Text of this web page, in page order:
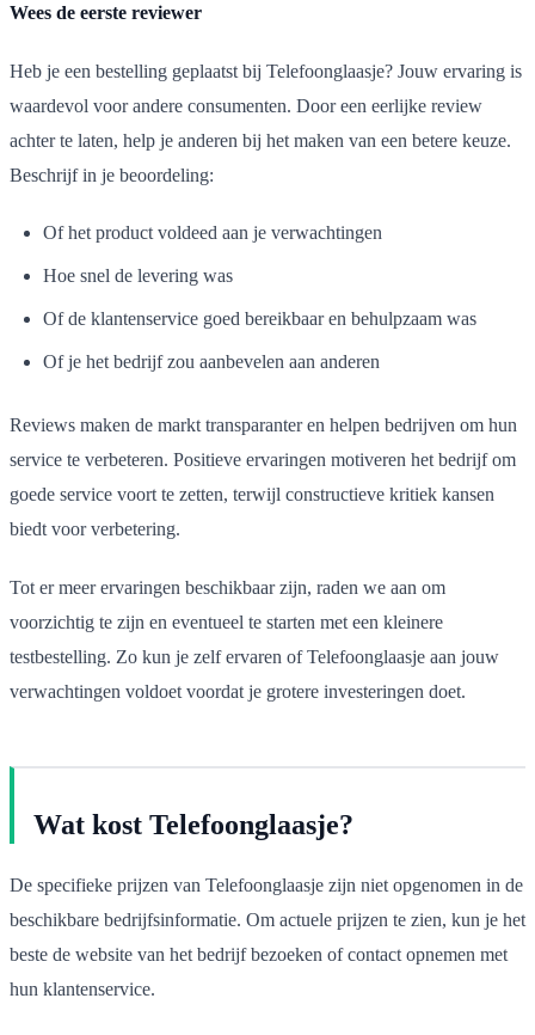
Wees de eerste reviewer
Heb je een bestelling geplaatst bij Telefoonglaasje? Jouw ervaring is
waardevol voor andere consumenten. Door een eerlijke review
achter te laten, help je anderen bij het maken van een betere keuze.
Beschrijf in je beoordeling:
Of het product voldeed aan je verwachtingen
Hoe snel de levering was
Of de klantenservice goed bereikbaar en behulpzaam was
Of je het bedrijf zou aanbevelen aan anderen
Reviews maken de markt transparanter en helpen bedrijven om hun
service te verbeteren. Positieve ervaringen motiveren het bedrijf om
goede service voort te zetten, terwijl constructieve kritiek kansen
biedt voor verbetering.
Tot er meer ervaringen beschikbaar zijn, raden we aan om
voorzichtig te zijn en eventueel te starten met een kleinere
testbestelling. Zo kun je zelf ervaren of Telefoonglaasje aan jouw
verwachtingen voldoet voordat je grotere investeringen doet.
Wat kost Telefoonglaasje?
De specifieke prijzen van Telefoonglaasje zijn niet opgenomen in de
beschikbare bedrijfsinformatie. Om actuele prijzen te zien, kun je het
beste de website van het bedrijf bezoeken of contact opnemen met
hun klantenservice.